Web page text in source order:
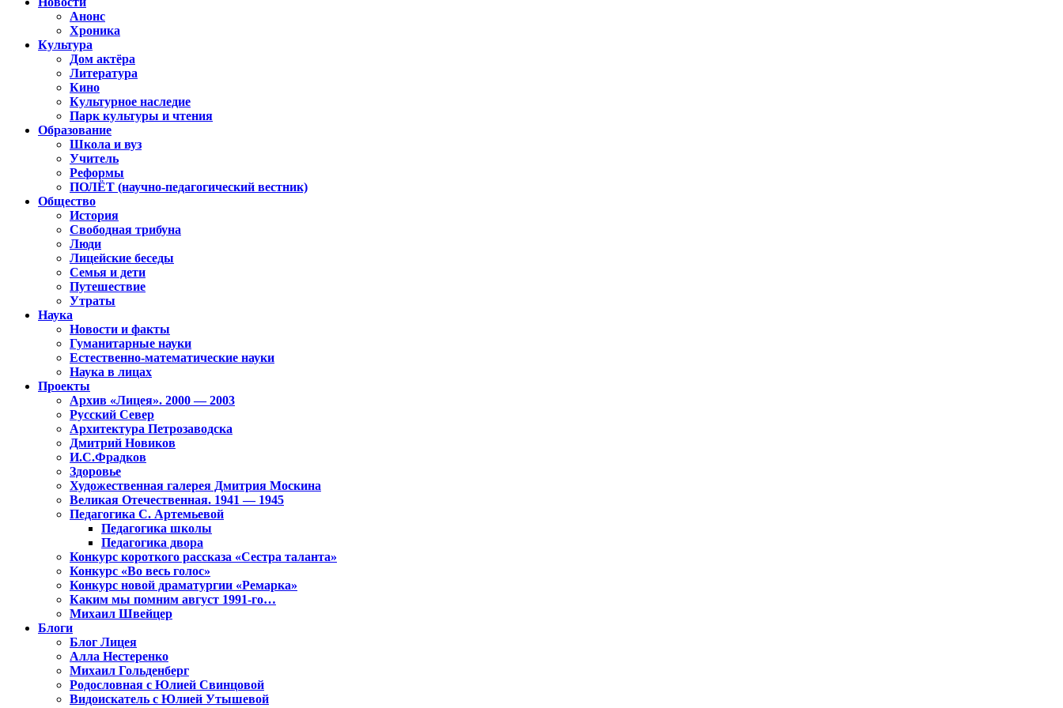
Анонс
Хроника
Культура
Дом актёра
Литература
Кино
Культурное наследие
Парк культуры и чтения
Образование
Школа и вуз
Учитель
Реформы
ПОЛЁТ (научно-педагогический вестник)
Общество
История
Свободная трибуна
Люди
Лицейские беседы
Семья и дети
Путешествие
Утраты
Наука
Новости и факты
Гуманитарные науки
Естественно-математические науки
Наука в лицах
Проекты
Архив «Лицея». 2000 — 2003
Русский Север
Архитектура Петрозаводска
Дмитрий Новиков
И.С.Фрадков
Здоровье
Художественная галерея Дмитрия Москина
Великая Отечественная. 1941 — 1945
Педагогика С. Артемьевой
Педагогика школы
Педагогика двора
Конкурс короткого рассказа «Сестра таланта»
Конкурс «Во весь голос»
Конкурс новой драматургии «Ремарка»
Каким мы помним август 1991-го…
Михаил Швейцер
Блоги
Блог Лицея
Алла Нестеренко
Михаил Гольденберг
Родословная с Юлией Свинцовой
Видоискатель с Юлией Утышевой